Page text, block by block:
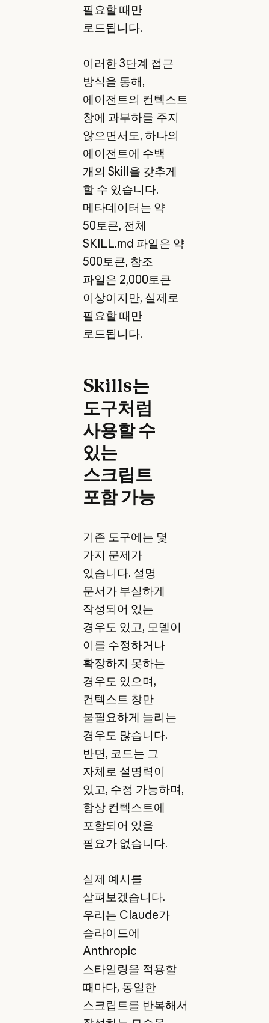
필요할 때만
로드됩니다.
이러한 3단계 접근
방식을 통해,
에이전트의 컨텍스트
창에 과부하를 주지
않으면서도, 하나의
에이전트에 수백
개의 Skill을 갖추게
할 수 있습니다.
메타데이터는 약
50토큰, 전체
SKILL.md 파일은 약
500토큰, 참조
파일은 2,000토큰
이상이지만, 실제로
필요할 때만
로드됩니다.
Skills는
도구처럼
사용할 수
있는
스크립트
포함 가능
기존 도구에는 몇
가지 문제가
있습니다. 설명
문서가 부실하게
작성되어 있는
경우도 있고, 모델이
이를 수정하거나
확장하지 못하는
경우도 있으며,
컨텍스트 창만
불필요하게 늘리는
경우도 많습니다.
반면, 코드는 그
자체로 설명력이
있고, 수정 가능하며,
항상 컨텍스트에
포함되어 있을
필요가 없습니다.
실제 예시를
살펴보겠습니다.
우리는 Claude가
슬라이드에
Anthropic
스타일링을 적용할
때마다, 동일한
스크립트를 반복해서